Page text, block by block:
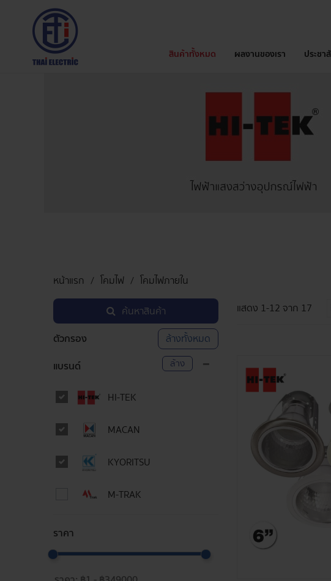
สินค้าทั้งหมด ผลงานของเรา ประช
หน้าแรก โคมไฟ
โคมไฟภายใน
ค้นหาสินค้า
ตัวกรอง
ล้างทั้งหมด
แบรนด์
ล้าง
HI-TEK
MACAN
KYORITSU
M-TRAK
ราคา
แสดง 1-12จาก 17